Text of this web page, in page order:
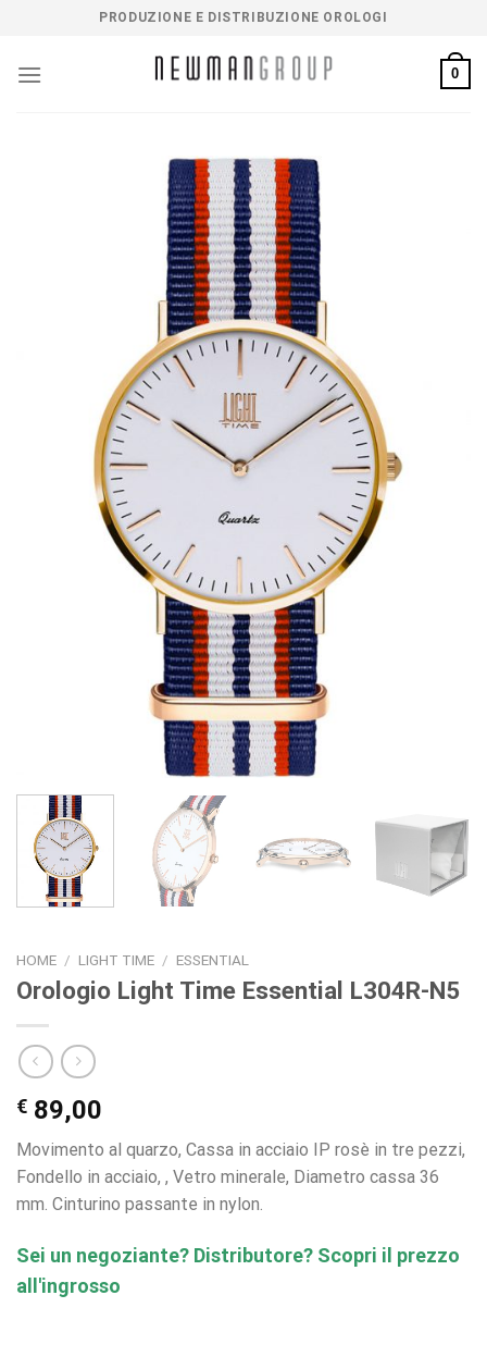
contenuti
PRODUZIONE E DISTRIBUZIONE OROLOGI
0
HOME / LIGHT TIME / ESSENTIAL
Orologio Light Time Essential L304R-N5
€ 89,00
Movimento al quarzo, Cassa in acciaio IP rosè in tre pezzi,
Fondello in acciaio, , Vetro minerale, Diametro cassa 36
mm. Cinturino passante in nylon.
Sei un negoziante? Distributore? Scopri il prezzo
all'ingrosso